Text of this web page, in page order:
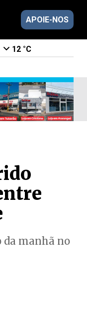
APOIE-NOS
12 °C
da manhã no